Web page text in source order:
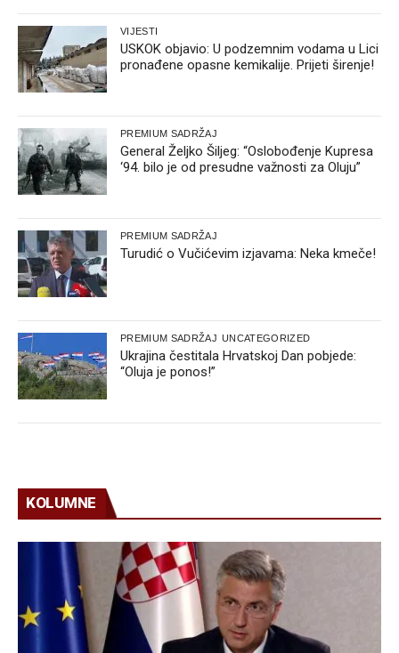
VIJESTI
USKOK objavio: U podzemnim vodama u Lici
pronađene opasne kemikalije. Prijeti širenje!
PREMIUM SADRŽAJ
General Željko Šiljeg: “Oslobođenje Kupresa
‘94. bilo je od presudne važnosti za Oluju”
PREMIUM SADRŽAJ
Turudić o Vučićevim izjavama: Neka kmeče!
PREMIUM SADRŽAJ UNCATEGORIZED
Ukrajina čestitala Hrvatskoj Dan pobjede:
“Oluja je ponos!”
KOLUMNE